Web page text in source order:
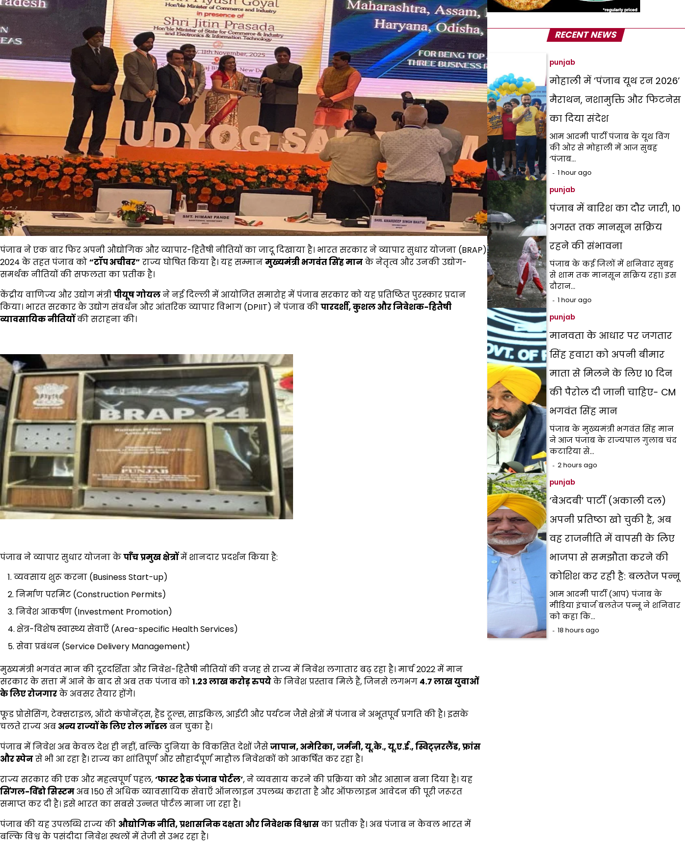
पंजाब ने एक बार फिर अपनी औद्योगिक और व्यापार-हितैषी नीतियों का जादू दिखाया है। भारत सरकार ने व्यापार सुधार योजना (BRAP)
2024 के तहत पंजाब को“टॉप अचीवर” राज्य घोषित किया है। यह सम्मानमुख्यमंत्री भगवंत सिंह मानके नेतृत्व और उनकी उद्योग-
समर्थक नीतियों की सफलता का प्रतीक है।
केंद्रीय वाणिज्य और उद्योग मंत्रीपीयूष गोयलने नई दिल्ली में आयोजित समारोह में पंजाब सरकार को यह प्रतिष्ठित पुरस्कार प्रदान
किया। भारत सरकार के उद्योग संवर्धन और आंतरिक व्यापार विभाग (DPIIT) ने पंजाब कीपारदर्शी,कुशल और निवेशक-हितैषी
व्यावसायिक नीतियोंकी सराहना की।
पंजाब ने व्यापार सुधार योजना केपाँच प्रमुख क्षेत्रोंमें शानदार प्रदर्शन किया है:
व्यवसाय शुरू करना (Business Start-up)
निर्माण परमिट (Construction Permits)
निवेश आकर्षण (Investment Promotion)
क्षेत्र-विशेष स्वास्थ्य सेवाएँ (Area-specific Health Services)
सेवा प्रबंधन (Service Delivery Management)
मुख्यमंत्री भगवंत मान की दूरदर्शिता और निवेश-हितैषी नीतियों की वजह से राज्य में निवेश लगातार बढ़ रहा है। मार्च 2022 में मान
सरकार के सत्ता में आने के बाद से अब तक पंजाब को1.23लाख करोड़ रुपयेके निवेश प्रस्ताव मिले हैं, जिनसे लगभग 4.7लाख युवाओं
के लिए रोजगारके अवसर तैयार होंगे।
फूड प्रोसेसिंग, टेक्सटाइल, ऑटो कंपोनेंट्स, हैंड टूल्स, साइकिल, आईटी और पर्यटन जैसे क्षेत्रों में पंजाब ने अभूतपूर्व प्रगति की है। इसके
चलते राज्य अबअन्य राज्यों के लिए रोल मॉडलबन चुका है।
पंजाब में निवेश अब केवल देश ही नहीं, बल्कि दुनिया के विकसित देशों जैसेजापान,अमेरिका,जर्मनी,यू.के.,यू.ए.ई.,स्विट्ज़रलैंड,फ्रांस
और स्पेनसे भी आ रहा है। राज्य का शांतिपूर्ण और सौहार्दपूर्ण माहौल निवेशकों को आकर्षित कर रहा है।
राज्य सरकार की एक और महत्वपूर्ण पहल,‘फास्ट ट्रैक पंजाब पोर्टल’, ने व्यवसाय करने की प्रक्रिया को और आसान बना दिया है। यह
सिंगल-विंडो सिस्टमअब 150 से अधिक व्यावसायिक सेवाएँ ऑनलाइन उपलब्ध कराता है और ऑफलाइन आवेदन की पूरी जरूरत
समाप्त कर दी है। इसे भारत का सबसे उन्नत पोर्टल माना जा रहा है।
पंजाब की यह उपलब्धि राज्य की औद्योगिक नीति,प्रशासनिक दक्षता और निवेशक विश्वासका प्रतीक है। अब पंजाब न केवल भारत में
बल्कि विश्व के पसंदीदा निवेश स्थलों में तेजी से उभर रहा है।
RECENT NEWS
punjab
मोहाली में ‘पंजाब यूथ रन 2026’
मैराथन, नशामुक्ति और फिटनेस
का दिया संदेश
आम आदमी पार्टी पंजाब के यूथ विंग
की ओर से मोहाली में आज सुबह
‘पंजाब…
1 hour ago
punjab
पंजाब में बारिश का दौर जारी, 10
अगस्त तक मानसून सक्रिय
रहने की संभावना
पंजाब के कई जिलों में शनिवार सुबह
से शाम तक मानसून सक्रिय रहा। इस
दौरान…
1 hour ago
punjab
मानवता के आधार पर जगतार
सिंह हवारा को अपनी बीमार
माता से मिलने के लिए 10 दिन
की पैरोल दी जानी चाहिए- CM
भगवंत सिंह मान
पंजाब के मुख्यमंत्री भगवंत सिंह मान
ने आज पंजाब के राज्यपाल गुलाब चंद
कटारिया से…
2 hours ago
punjab
‘बेअदबी’ पार्टी (अकाली दल)
अपनी प्रतिष्ठा खो चुकी है, अब
वह राजनीति में वापसी के लिए
भाजपा से समझौता करने की
कोशिश कर रही है: बलतेज पन्नू
आम आदमी पार्टी (आप) पंजाब के
मीडिया इंचार्ज बलतेज पन्नू ने शनिवार
को कहा कि…
18 hours ago